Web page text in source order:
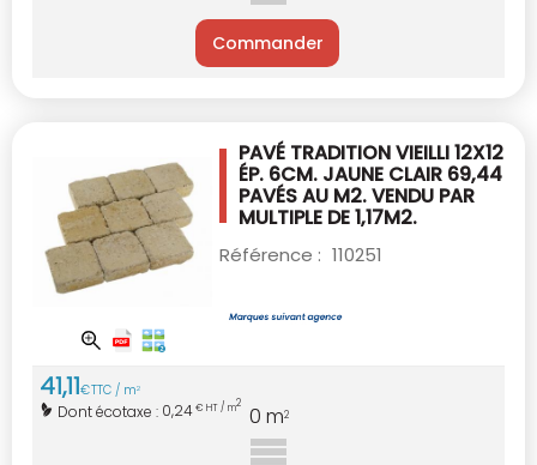
Commander
PAVÉ TRADITION VIEILLI 12X12
ÉP. 6CM. JAUNE CLAIR 69,44
PAVÉS AU M2.VENDU PAR
MULTIPLE DE 1,17M2.
Référence : 110251
41,11€TTC / m2
Dont écotaxe : 0,24€ HT / m2 0 m2